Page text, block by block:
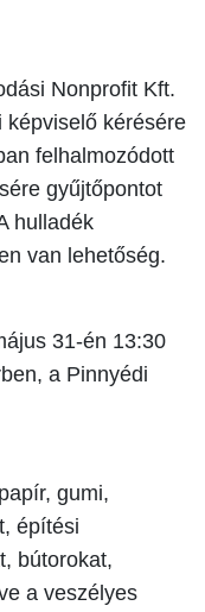
Nonprofit Kft.
képviselő kérésére
felhalmozódott
gyűjtőpontot
hulladék
van lehetőség.
31-én 13:30
a Pinnyédi
gumi,
építési
bútorokat,
a veszélyes